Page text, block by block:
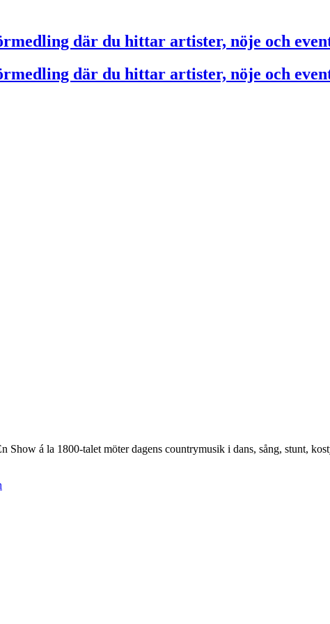
där du hittar artister, nöje och
där du hittar artister, nöje och
á la 1800-talet möter dagens countrymusik i dans, sång, stunt,